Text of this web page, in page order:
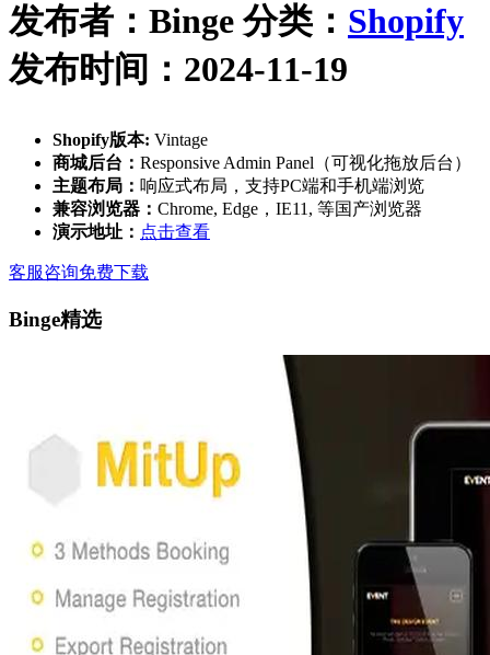
发布者：Binge 分类： Shopify
发布时间：2024-11-19
Shopify版本: Vintage
商城后台： Responsive Admin Panel（可视化拖放后台）
主题布局： 响应式布局，支持PC端和手机端浏览
兼容浏览器： Chrome, Edge，IE11, 等国产浏览器
演示地址： 点击查看
客服咨询免费下载
Binge精选